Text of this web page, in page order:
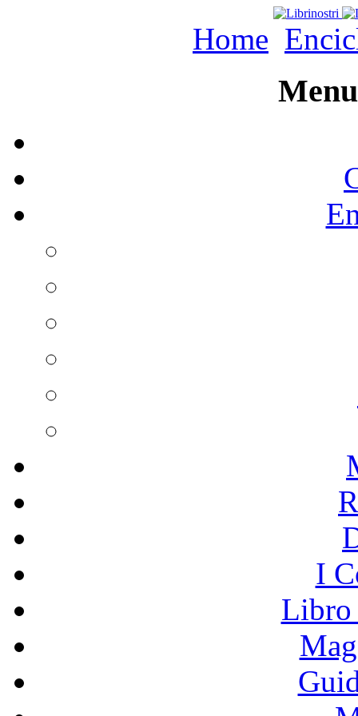
Home
I
Libro